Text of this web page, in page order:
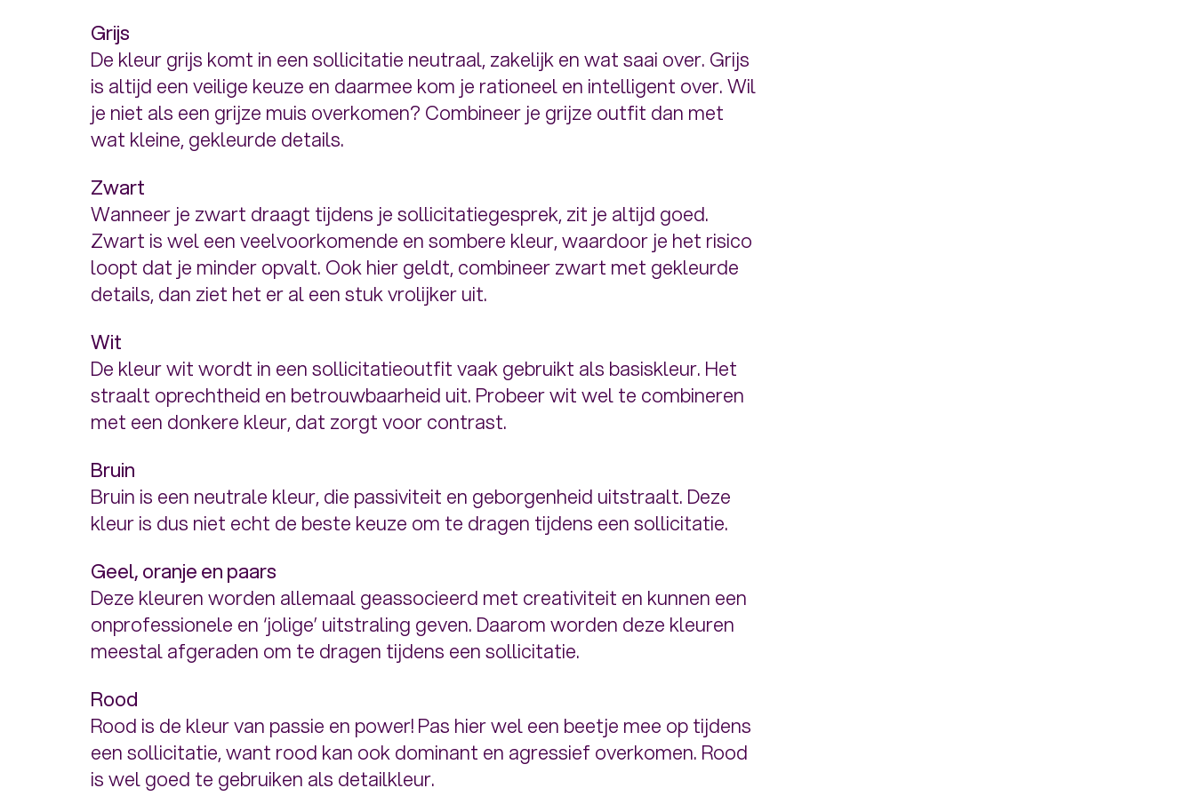
Grijs
De kleur grijs komt in een sollicitatie neutraal, zakelijk en wat saai over. Grijs
is altijd een veilige keuze en daarmee kom je rationeel en intelligent over. Wil
je niet als een grijze muis overkomen? Combineer je grijze outfit dan met
wat kleine, gekleurde details.
Zwart
Wanneer je zwart draagt tijdens je sollicitatiegesprek, zit je altijd goed.
Zwart is wel een veelvoorkomende en sombere kleur, waardoor je het risico
loopt dat je minder opvalt. Ook hier geldt, combineer zwart met gekleurde
details, dan ziet het er al een stuk vrolijker uit.
Wit
De kleur wit wordt in een sollicitatieoutfit vaak gebruikt als basiskleur. Het
straalt oprechtheid en betrouwbaarheid uit. Probeer wit wel te combineren
met een donkere kleur, dat zorgt voor contrast.
Bruin
Bruin is een neutrale kleur, die passiviteit en geborgenheid uitstraalt. Deze
kleur is dus niet echt de beste keuze om te dragen tijdens een sollicitatie.
Geel, oranje en paars
Deze kleuren worden allemaal geassocieerd met creativiteit en kunnen een
onprofessionele en ‘jolige’ uitstraling geven. Daarom worden deze kleuren
meestal afgeraden om te dragen tijdens een sollicitatie.
Rood
Rood is de kleur van passie en power! Pas hier wel een beetje mee op tijdens
een sollicitatie, want rood kan ook dominant en agressief overkomen. Rood
is wel goed te gebruiken als detailkleur.